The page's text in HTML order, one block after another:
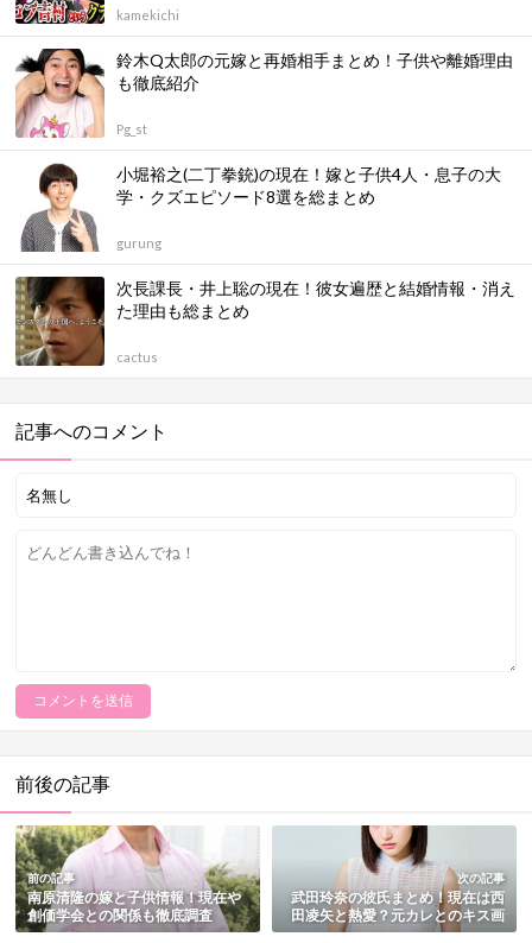
kamekichi
鈴木Q太郎の元嫁と再婚相手まとめ！子供や離婚理由
も徹底紹介
Pg_st
小堀裕之(二丁拳銃)の現在！嫁と子供4人・息子の大
学・クズエピソード8選を総まとめ
gurung
次長課長・井上聡の現在！彼女遍歴と結婚情報・消え
た理由も総まとめ
cactus
記事へのコメント
前後の記事
前の記事
南原清隆の嫁と子供情報！現在や
創価学会との関係も徹底調査
次の記事
武田玲奈の彼氏まとめ！現在は西
田凌矢と熱愛？元カレとのキス画
像も流出していた